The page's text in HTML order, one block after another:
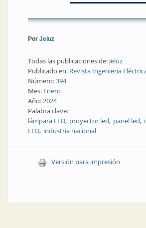
Por Jeluz
Todas las publicaciones de: Jeluz
Publicado en: Revista Ingeniería
Número:394
Mes: Enero
Año:2024
Palabra clave:
lámpara LED proyector led panel led
LED industria nacional
Versión para impresión